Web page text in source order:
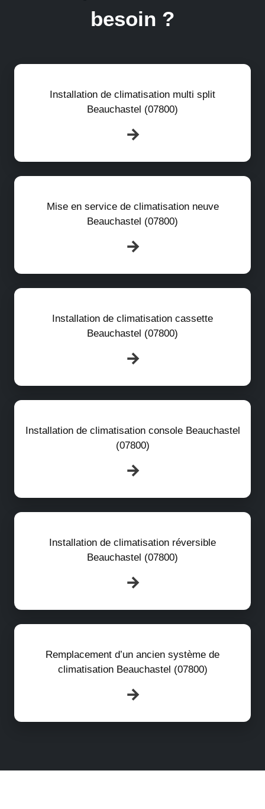
besoin ?
Installation de climatisation multi split
Beauchastel (07800)
Mise en service de climatisation neuve
Beauchastel (07800)
Installation de climatisation cassette
Beauchastel (07800)
Installation de climatisation console Beauchastel
(07800)
Installation de climatisation réversible
Beauchastel (07800)
Remplacement d’un ancien système de
climatisation Beauchastel (07800)